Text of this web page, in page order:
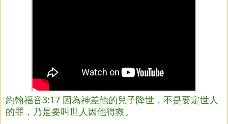
約翰福音3:17 因為神差他的兒子降世，不是要定世人
的罪，乃是要叫世人因他得救。